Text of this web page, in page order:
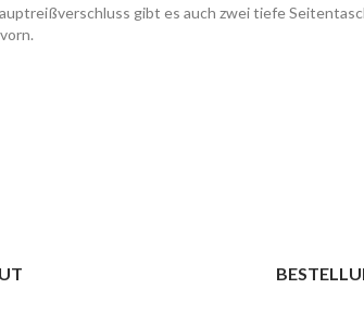
gibt es auch zwei tiefe